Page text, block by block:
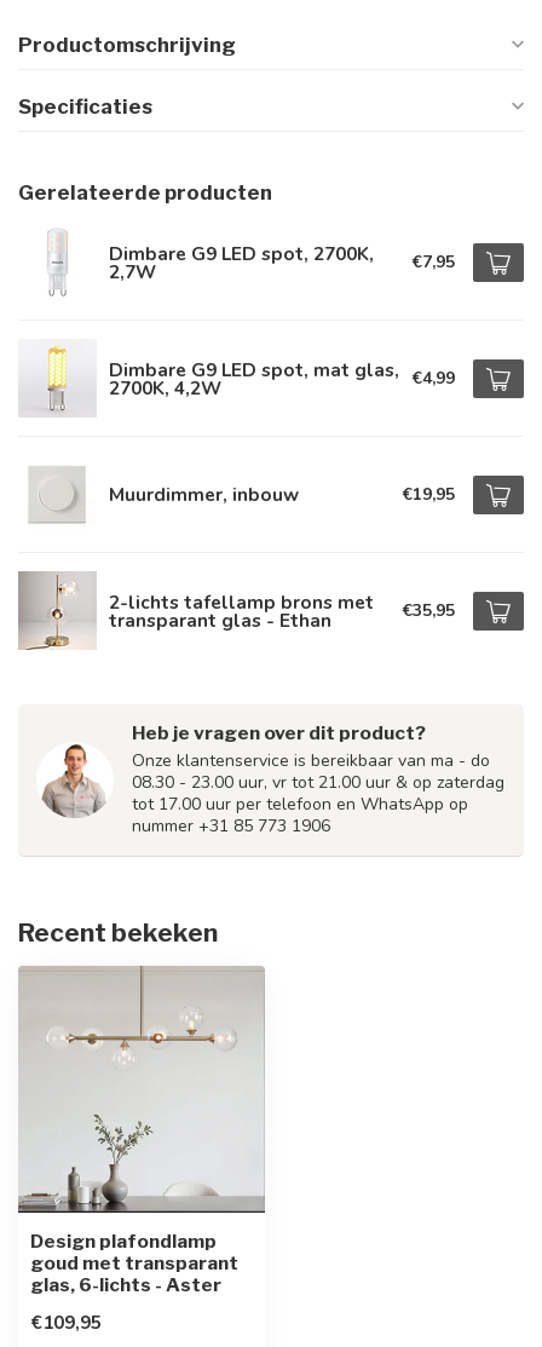
Productomschrijving
Specificaties
Gerelateerde producten
Dimbare G9 LED spot, 2700K,
2,7W €7,95
Dimbare G9 LED spot, mat glas,
2700K, 4,2W €4,99
Muurdimmer, inbouw €19,95
2-lichts tafellamp brons met
transparant glas - Ethan €35,95
Heb je vragen over dit product?
Onze klantenservice is bereikbaar van ma - do
08.30 - 23.00 uur, vr tot 21.00 uur & op zaterdag
tot 17.00 uur per telefoon en WhatsApp op
nummer +31 85 773 1906
Recent bekeken
Design plafondlamp
goud met transparant
glas, 6-lichts - Aster
€109,95